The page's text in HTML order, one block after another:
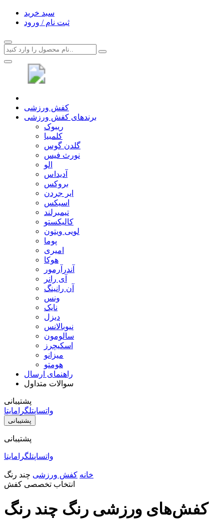
سبد خرید
ثبت نام / ورود
کفش ورزشی
برندهای کفش ورزشی
ریبوک
کلمبیا
گلدن گوس
نورث فیس
الو
آدیداس
بروکس
ایر جردن
اسیکس
تیمبرلند
کالیکستو
لویی ویتون
پوما
امیری
هوکا
آندرآرمور
آی رانر
آن رانینگ
ونس
نایک
دیزل
نیوبالانس
سالومون
اسکیچرز
میزانو
هومتو
راهنمای ارسال
سوالات متداول
پشتیبانی
واتساپتلگرامایتا
پشتیبانی
پشتیبانی
واتساپتلگرامایتا
خانه کفش ورزشی چند رنگ
انتخاب تخصصی کفش
کفش‌های ورزشی رنگ چند رنگ